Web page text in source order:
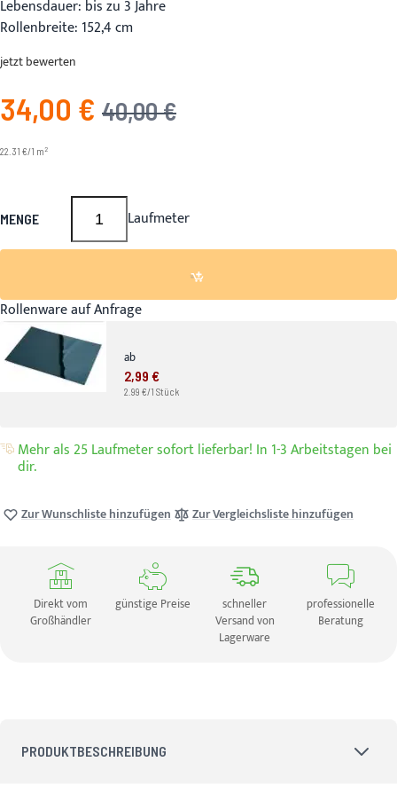
Lebensdauer: bis zu 3 Jahre
Rollenbreite: 152,4 cm
jetzt bewerten
Angebotspreis
34,00 € UVP
40,00 €
22.31 €/1 m2
MENGE Laufmeter
Rollenware auf Anfrage
ab
2,99 €
2.99 €/1 Stück
Mehr als 25 Laufmeter sofort lieferbar! In 1-3 Arbeitstagen bei
dir.
Zur Wunschliste hinzufügen Zur Vergleichsliste hinzufügen
Direkt vom
Großhändler
günstige Preise
schneller
Versand von
Lagerware
professionelle
Beratung
PRODUKTBESCHREIBUNG